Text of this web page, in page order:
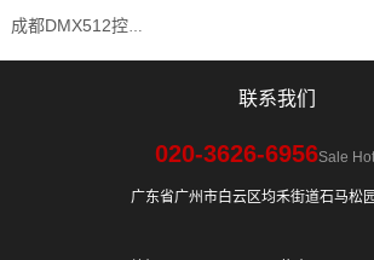
成都DMX512控台系列
联系我们
020-3626-6956Sale
广东省广州市白云区均禾街道石马松